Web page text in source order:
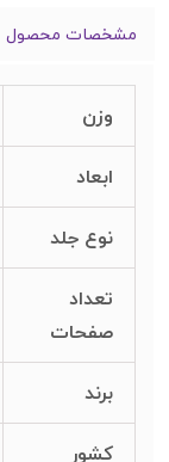
مشخصات محصول
وزن
ابعاد
نوع جلد
تعداد
صفحات
برند
کشور